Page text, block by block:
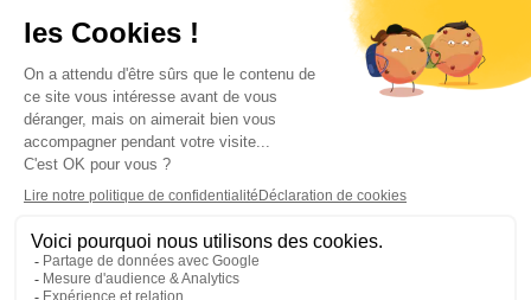
Jint vs Jamespot
Jint vs Jalios
Jint vs Intranet.ai
Jint vs Akumina
Jint vs Interact
Jint vs Intranet Inside
Jint vs Staffbase
Jint vs Simpplr